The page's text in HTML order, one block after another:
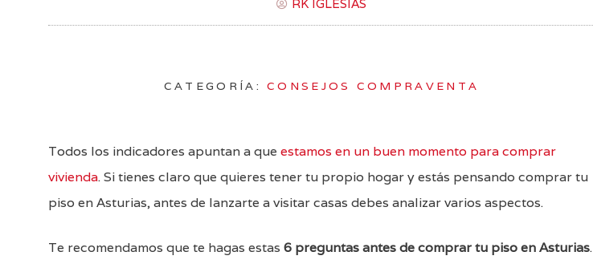
RK IGLESIAS
CATEGORÍA:CONSEJOS COMPRAVENTA
Todos los indicadores apuntan a que estamos en un buen momento para comprar
vivienda. Si tienes claro que quieres tener tu propio hogar y estás pensando comprar tu
piso en Asturias, antes de lanzarte a visitar casas debes analizar varios aspectos.
Te recomendamos que te hagas estas 6 preguntas antes de comprar tu piso en Asturias.